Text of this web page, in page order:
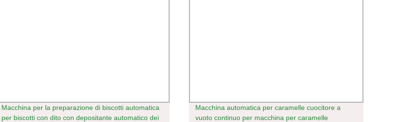
Macchina per la preparazione di biscotti automatica
per biscotti con dito con depositante automatico dei
Macchina automatica per caramelle cuocitore a
vuoto continuo per macchina per caramelle